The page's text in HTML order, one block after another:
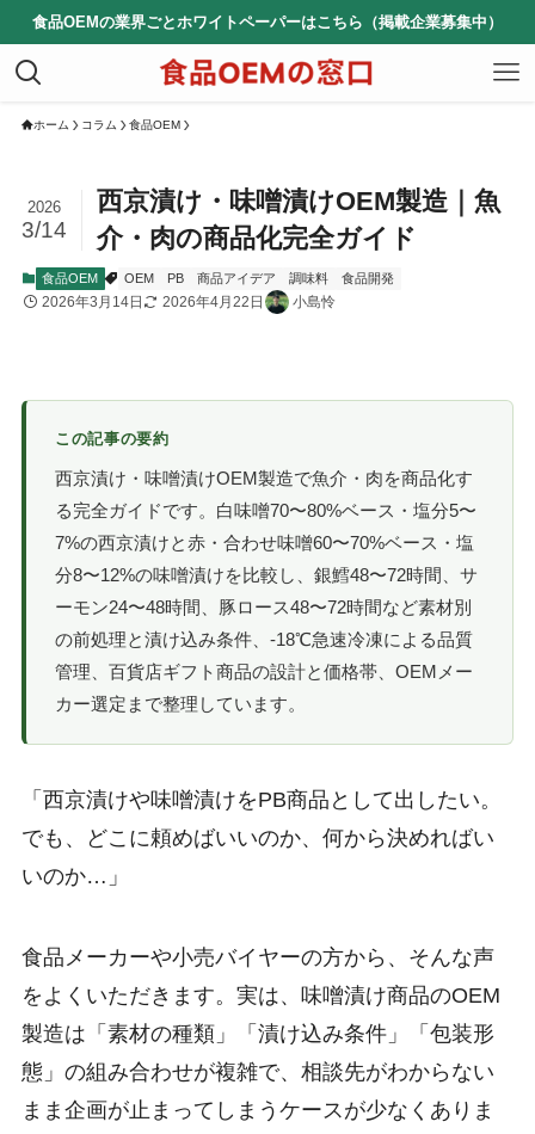
食品OEMの業界ごとホワイトペーパーはこちら（掲載企業募集中）
ホーム コラム 食品OEM
西京漬け・味噌漬けOEM製造｜魚
介・肉の商品化完全ガイド
2026
3/14
食品OEM OEM PB 商品アイデア 調味料 食品開発
2026年3月14日 2026年4月22日 小島怜
この記事の要約
西京漬け・味噌漬けOEM製造で魚介・肉を商品化す
る完全ガイドです。白味噌70〜80%ベース・塩分5〜
7%の西京漬けと赤・合わせ味噌60〜70%ベース・塩
分8〜12%の味噌漬けを比較し、銀鱈48〜72時間、サ
ーモン24〜48時間、豚ロース48〜72時間など素材別
の前処理と漬け込み条件、-18℃急速冷凍による品質
管理、百貨店ギフト商品の設計と価格帯、OEMメー
カー選定まで整理しています。
「西京漬けや味噌漬けをPB商品として出したい。
でも、どこに頼めばいいのか、何から決めればい
いのか…」
食品メーカーや小売バイヤーの方から、そんな声
をよくいただきます。実は、味噌漬け商品のOEM
製造は「素材の種類」「漬け込み条件」「包装形
態」の組み合わせが複雑で、相談先がわからない
まま企画が止まってしまうケースが少なくありま